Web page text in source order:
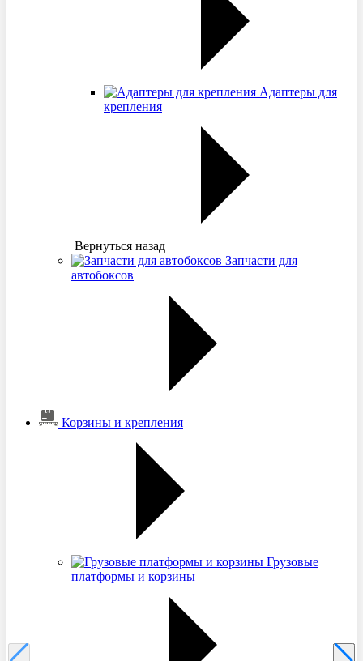
Адаптеры для
крепления
Вернуться назад
Запчасти для
автобоксов
Корзины и крепления
Грузовые
платформы и корзины